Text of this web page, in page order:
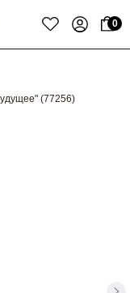
0
(77256)